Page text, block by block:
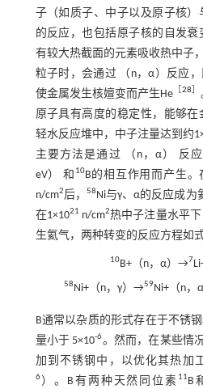
子（如质子、中子以及原子核）
的反应，也包括原子核的自发
有较大热截面的元素吸收热中子
粒子时，会通过 （n，α）反应，
使金属发生核嬗变而产生He ［28］
原子具有高度的稳定性，能够
轻水反应堆中，中子注量达到约
主要方法是通过 （n，α） 反
eV） 和 10B的相互作用而产生。
n/cm2后， 58Ni与γ、α的反应成为
在1×1021 n/cm2热中子注量水平
生氦气，两种转变的反应方程如
10B+（n，α）→7
58Ni+（n，γ）→59Ni+（n
B通常以杂质的形式存在于不锈
量小于 5×10-6。然而，在某些情
加到不锈钢中，以优化其热加
6）。B有两种天然同位素 11B